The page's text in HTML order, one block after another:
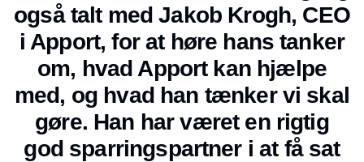
også talt med Jakob Krogh, CEO
i Apport, for at høre hans tanker
om, hvad Apport kan hjælpe
med, og hvad han tænker vi skal
gøre. Han har været en rigtig
god sparringspartner i at få sat